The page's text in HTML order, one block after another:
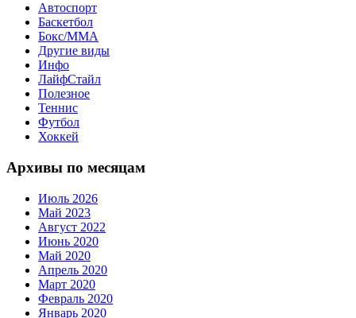
Автоспорт
Баскетбол
Бокс/MMA
Другие виды
Инфо
ЛайфСтайл
Полезное
Теннис
Футбол
Хоккей
Архивы по месяцам
Июль 2026
Май 2023
Август 2022
Июнь 2020
Май 2020
Апрель 2020
Март 2020
Февраль 2020
Январь 2020